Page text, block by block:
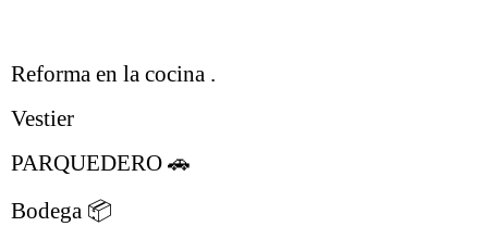
Reforma en la cocina .
Vestier
PARQUEDERO 🚗
Bodega 📦